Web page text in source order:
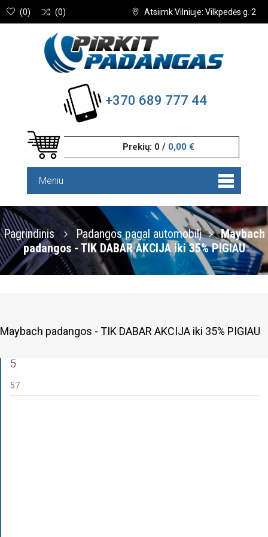
Atsiimk Vilniuje: Vilkpedės g. 2
(0) (0)
+370 689 777 44
Prekių: 0 / 0,00 €
Meniu
Pagrindinis Padangos pagal automobilį
Maybach
padangos - TIK DABAR AKCIJA iki 35% PIGIAU
Maybach padangos - TIK DABAR AKCIJA iki 35% PIGIAU
5
57